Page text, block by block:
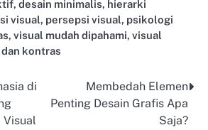
, desain minimalis, hierarki
visual, persepsi visual, psikologi
, visual mudah dipahami, visual
kontras
di
Visual
Membedah Elemen
Penting Desain Grafis Apa
Saja?